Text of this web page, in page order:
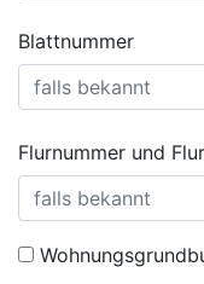
Blattnummer
Flurnummer und